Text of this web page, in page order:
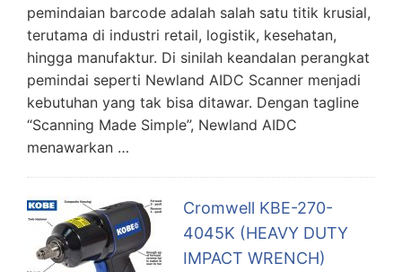
pemindaian barcode adalah salah satu titik krusial,
terutama di industri retail, logistik, kesehatan,
hingga manufaktur. Di sinilah keandalan perangkat
pemindai seperti Newland AIDC Scanner menjadi
kebutuhan yang tak bisa ditawar. Dengan tagline
“Scanning Made Simple”, Newland AIDC
menawarkan …
Cromwell KBE-270-
4045K (HEAVY DUTY
IMPACT WRENCH)